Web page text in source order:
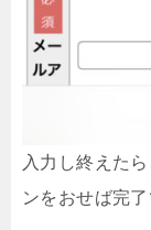
入力し終えた
ンをおせば完了